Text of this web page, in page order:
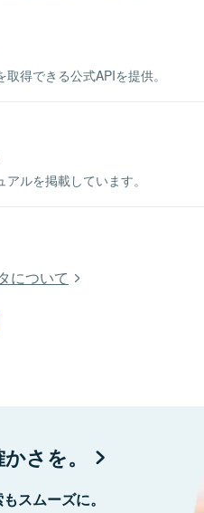
得できる公式APIを提供。
ルを掲載しています。
について
さを。
スムーズに。